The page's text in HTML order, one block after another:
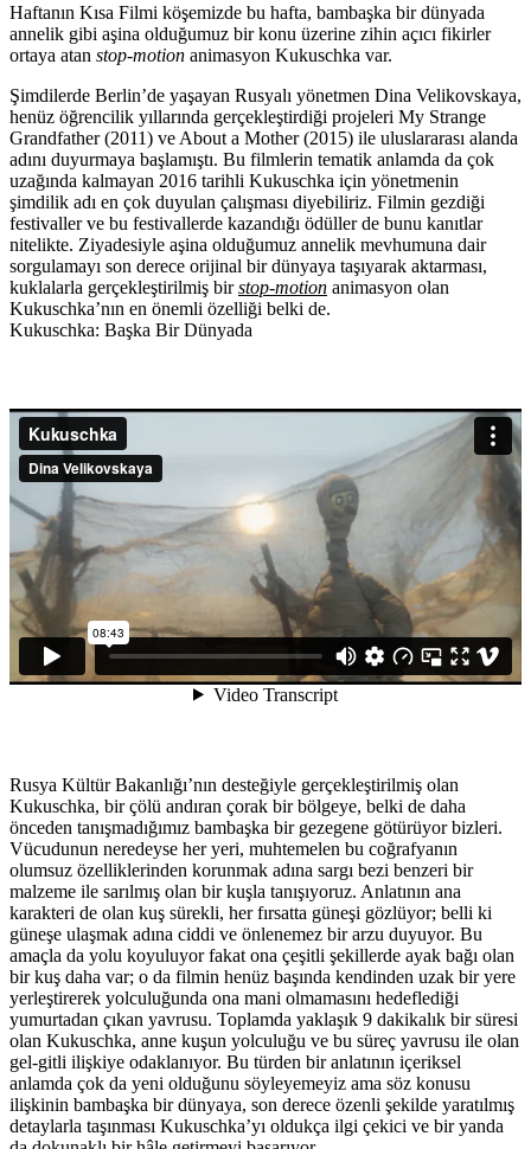
Haftanın Kısa Filmi köşemizde bu hafta, bambaşka bir dünyada
annelik gibi aşina olduğumuz bir konu üzerine zihin açıcı fikirler
ortaya atan stop-motion animasyon Kukuschka var.
Şimdilerde Berlin’de yaşayan Rusyalı yönetmen Dina Velikovskaya,
henüz öğrencilik yıllarında gerçekleştirdiği projeleri My Strange
Grandfather (2011) ve About a Mother (2015) ile uluslararası alanda
adını duyurmaya başlamıştı. Bu filmlerin tematik anlamda da çok
uzağında kalmayan 2016 tarihli Kukuschka için yönetmenin
şimdilik adı en çok duyulan çalışması diyebiliriz. Filmin gezdiği
festivaller ve bu festivallerde kazandığı ödüller de bunu kanıtlar
nitelikte. Ziyadesiyle aşina olduğumuz annelik mevhumuna dair
sorgulamayı son derece orijinal bir dünyaya taşıyarak aktarması,
kuklalarla gerçekleştirilmiş birstop-motion animasyon olan
Kukuschka’nın en önemli özelliği belki de.
Kukuschka: Başka Bir Dünyada
Rusya Kültür Bakanlığı’nın desteğiyle gerçekleştirilmiş olan
Kukuschka, bir çölü andıran çorak bir bölgeye, belki de daha
önceden tanışmadığımız bambaşka bir gezegene götürüyor bizleri.
Vücudunun neredeyse her yeri, muhtemelen bu coğrafyanın
olumsuz özelliklerinden korunmak adına sargı bezi benzeri bir
malzeme ile sarılmış olan bir kuşla tanışıyoruz. Anlatının ana
karakteri de olan kuş sürekli, her fırsatta güneşi gözlüyor; belli ki
güneşe ulaşmak adına ciddi ve önlenemez bir arzu duyuyor. Bu
amaçla da yolu koyuluyor fakat ona çeşitli şekillerde ayak bağı olan
bir kuş daha var; o da filmin henüz başında kendinden uzak bir yere
yerleştirerek yolculuğunda ona mani olmamasını hedeflediği
yumurtadan çıkan yavrusu. Toplamda yaklaşık 9 dakikalık bir süresi
olan Kukuschka, anne kuşun yolculuğu ve bu süreç yavrusu ile olan
gel-gitli ilişkiye odaklanıyor. Bu türden bir anlatının içeriksel
anlamda çok da yeni olduğunu söyleyemeyiz ama söz konusu
ilişkinin bambaşka bir dünyaya, son derece özenli şekilde yaratılmış
detaylarla taşınması Kukuschka’yı oldukça ilgi çekici ve bir yanda